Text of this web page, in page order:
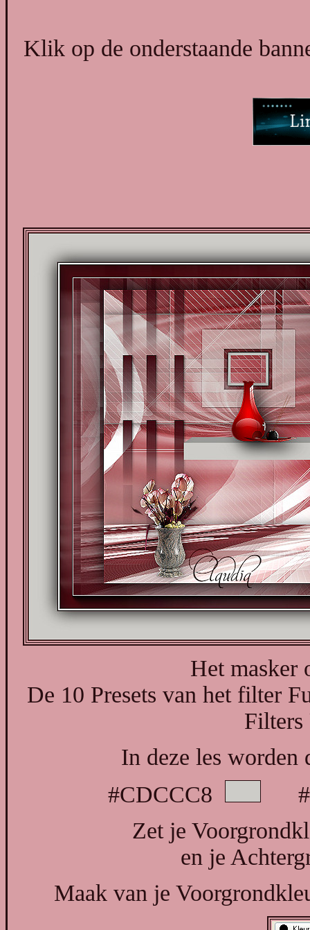
Klik op de onderstaande
Het masker
De 10 Presets van het filter
In deze les worden
#CDCCC8
Zet je
en je
Maak van je